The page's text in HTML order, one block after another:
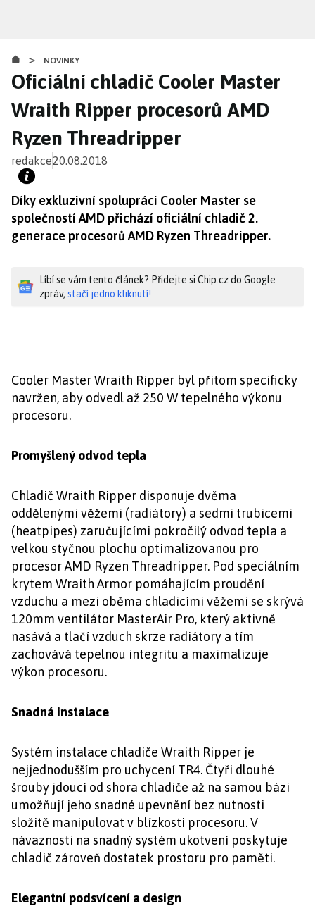
obsahu
> NOVINKY
Oficiální chladič Cooler Master
Wraith Ripper procesorů AMD
Ryzen Threadripper
redakce20.08.2018
Díky exkluzivní spolupráci Cooler Master se
společností AMD přichází oficiální chladič 2.
generace procesorů AMD Ryzen Threadripper.
Líbí se vám tento článek? Přidejte si Chip.cz do Google
zpráv, stačí jedno kliknutí!
Cooler Master Wraith Ripper byl přitom specificky
navržen, aby odvedl až 250 W tepelného výkonu
procesoru.
Promyšlený odvod tepla
Chladič Wraith Ripper disponuje dvěma
oddělenými věžemi (radiátory) a sedmi trubicemi
(heatpipes) zaručujícími pokročilý odvod tepla a
velkou styčnou plochu optimalizovanou pro
procesor AMD Ryzen Threadripper. Pod speciálním
krytem Wraith Armor pomáhajícím proudění
vzduchu a mezi oběma chladicími věžemi se skrývá
120mm ventilátor MasterAir Pro, který aktivně
nasává a tlačí vzduch skrze radiátory a tím
zachovává tepelnou integritu a maximalizuje
výkon procesoru.
Snadná instalace
Systém instalace chladiče Wraith Ripper je
nejjednodušším pro uchycení TR4. Čtyři dlouhé
šrouby jdoucí od shora chladiče až na samou bázi
umožňují jeho snadné upevnění bez nutnosti
složitě manipulovat v blízkosti procesoru. V
návaznosti na snadný systém ukotvení poskytuje
chladič zároveň dostatek prostoru pro paměti.
Elegantní podsvícení a design